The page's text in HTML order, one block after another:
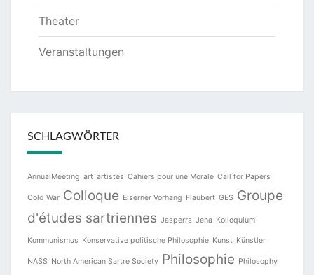
Theater
Veranstaltungen
SCHLAGWÖRTER
AnnualMeeting art artistes Cahiers pour une Morale Call for Papers
Cold War Colloque Eiserner Vorhang Flaubert GES Groupe
d'études sartriennes Jasperrs Jena Kolloquium
Kommunismus Konservative politische Philosophie Kunst Künstler
NASS North American Sartre Society Philosophie Philosophy